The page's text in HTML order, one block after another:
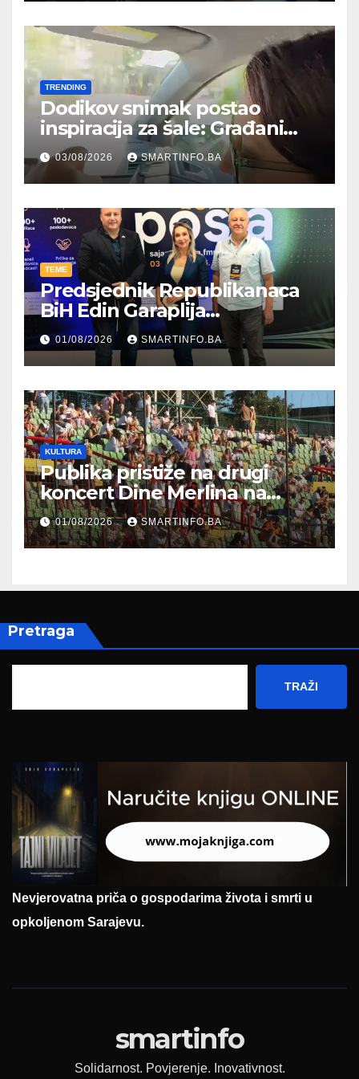
TRENDING
Dodikov snimak postao
inspiracija za šale: Građani
kroz parodiju poslali poruku
03/08/2026 SMARTINFO.BA
TEME
Predsjednik Republikanaca
BiH Edin Garaplija
prisustvovao prezentaciji
Federalnog sajma
zapošljavanja
01/08/2026 SMARTINFO.BA
KULTURA
Publika pristiže na drugi
koncert Dine Merlina na
Koševu
01/08/2026 SMARTINFO.BA
Pretraga
TRAŽI
Nevjerovatna priča o gospodarima života i smrti u
opkoljenom Sarajevu.
smartinfo
Solidarnost. Povjerenje. Inovativnost.